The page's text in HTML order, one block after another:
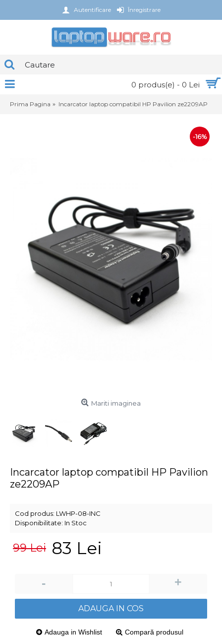
Autentificare Înregistrare
0 produs(e) - 0 Lei
Prima Pagina Incarcator laptop compatibil HP Pavilion ze2209AP
-16%
Mariti imaginea
Incarcator laptop compatibil HP Pavilion
ze2209AP
Cod produs: LWHP-08-INC
Disponibilitate: In Stoc
99 Lei 83 Lei
- +
ADAUGA IN COS
Adauga in Wishlist Compară produsul